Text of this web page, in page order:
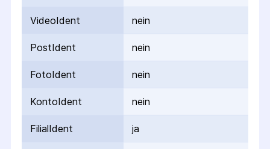
VideoIdent nein
PostIdent nein
FotoIdent nein
KontoIdent nein
FilialIdent ja